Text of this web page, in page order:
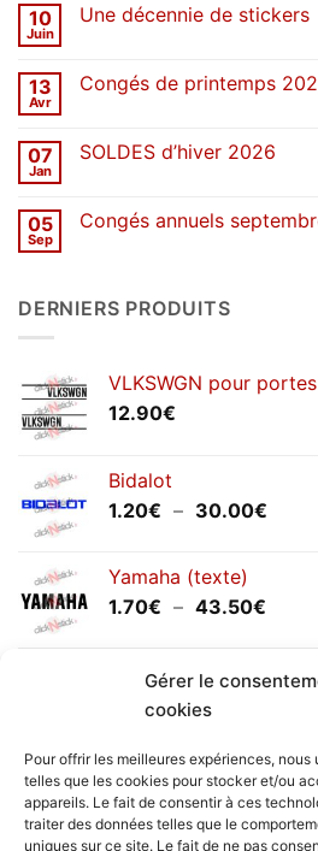
Gérer le
cookies
Pour offrir les meilleures expériences,
telles que les cookies pour stocker et/ou
appareils. Le fait de consentir à ces
traiter des données telles que le
uniques sur ce site. Le fait de ne pas
SOLDES
10
Juin
Une décennie de stickers
Une
décennie
13
Avr
Congés de printemps
Congés
07
Jan
SOLDES d’hiver 2026
SOLDES
05
Sep
Congés annuels
annuels
septembre
DERNIERS PRODUITS
VLKSWGN pour
12.90€
Bidalot
1.20€ – 30.00€
Yamaha (texte)
1.70€ – 43.50€
prix :
1.70€
Yamaha (logo
2.00€ – 25.90
prix :
à
Livraison vers la France